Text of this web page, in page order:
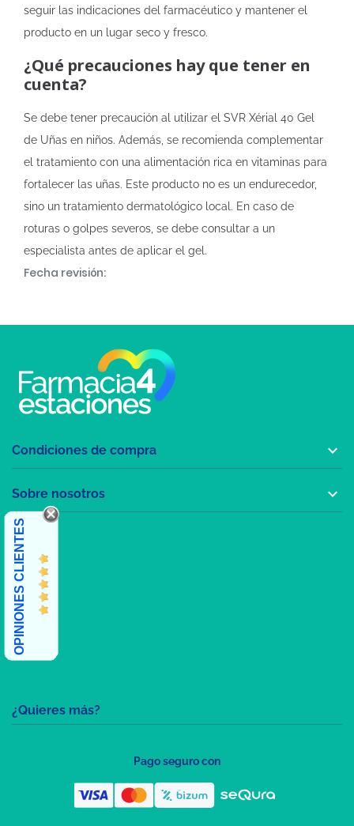
seguir las indicaciones del farmacéutico y mantener el
producto en un lugar seco y fresco.
¿Qué precauciones hay que tener en
cuenta?
Se debe tener precaución al utilizar el SVR Xérial 40 Gel
de Uñas en niños. Además, se recomienda complementar
el tratamiento con una alimentación rica en vitaminas para
fortalecer las uñas. Este producto no es un endurecedor,
sino un tratamiento dermatológico local. En caso de
roturas o golpes severos, se debe consultar a un
especialista antes de aplicar el gel.
Fecha revisión:
¿Quieres más?
Condiciones de compra 
Sobre nosotros 
OPINIONES CLIENTES
Pago seguro con